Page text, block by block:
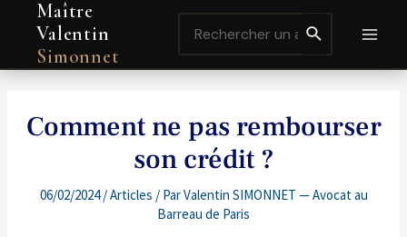
contenu
Maître
Valentin
Simonnet
for:
Comment ne pas rembourser
son crédit ?
06/02/2024/Articles / ParValentin SIMONNET — Avocat au
Barreau de Paris
Navigation
de